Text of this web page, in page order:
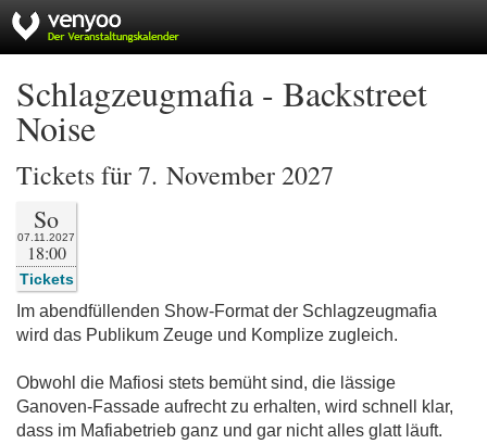
Schlagzeugmafia - Backstreet
Noise
Tickets für 7. November 2027
So
07.11.2027
18:00
Tickets
Im abendfüllenden Show-Format der Schlagzeugmafia
wird das Publikum Zeuge und Komplize zugleich.
Obwohl die Mafiosi stets bemüht sind, die lässige
Ganoven-Fassade aufrecht zu erhalten, wird schnell klar,
dass im Mafiabetrieb ganz und gar nicht alles glatt läuft.